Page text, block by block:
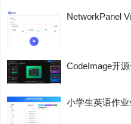
NetworkPanel
CodeImage开
小学生英语作